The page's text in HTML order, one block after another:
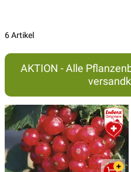
Schwarze
Saure
Süsse
Zwerg-
6 Artikel
AKTION - Alle